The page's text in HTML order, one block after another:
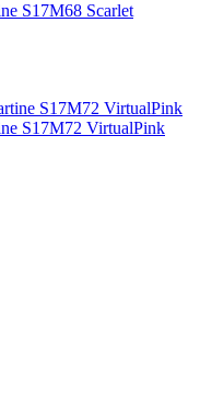
S17M68 Scarlet
S17M72 VirtualPink